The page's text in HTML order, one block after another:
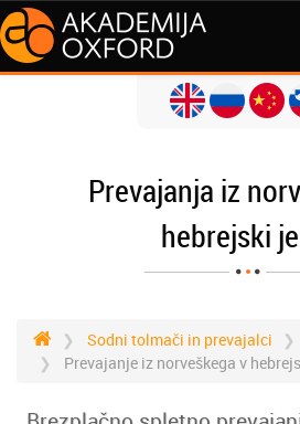
Prevajanja iz
hebrejski
Sodni tolmači in prevajalci
Prevajanje iz norveškega v